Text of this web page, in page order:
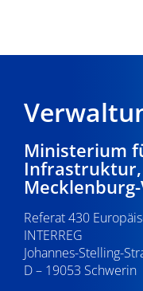
Ministerium
Referat 430
INTERREG
Johannes-Stelling-
D – 19053 Schwerin